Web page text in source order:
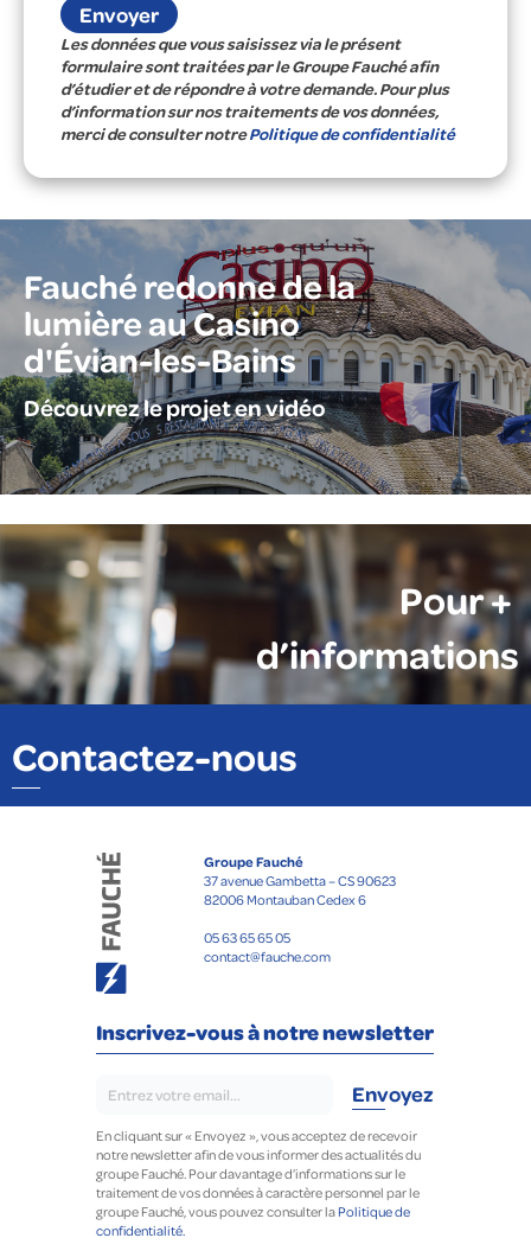
Les données que vous saisissez via le présent
formulaire sont traitées par le Groupe Fauché afin
d’étudier et de répondre à votre demande. Pour plus
d’information sur nos traitements de vos données,
merci de consulter notrePolitique de confidentialité
Fauché redonne de la
lumière au Casino
d'Évian-les-Bains
Découvrez le projet en vidéo
Pour +
d’informations
Contactez-nous
Groupe Fauché
37 avenue Gambetta – CS 90623
82006 Montauban Cedex 6
05 63 65 65 05
contact@fauche.com
Inscrivez-vous à notre newsletter
En cliquant sur « Envoyez », vous acceptez de recevoir
notre newsletter afin de vous informer des actualités du
groupe Fauché. Pour davantage d’informations sur le
traitement de vos données à caractère personnel par le
groupe Fauché, vous pouvez consulter laPolitique de
confidentialité.